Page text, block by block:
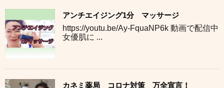
アンチエイジング1分 マッサージ
https://youtu.be/Ay-FquaNP6k 動画で配信中
女優肌に ...
カネミ薬局 コロナ対策 万全宣言！